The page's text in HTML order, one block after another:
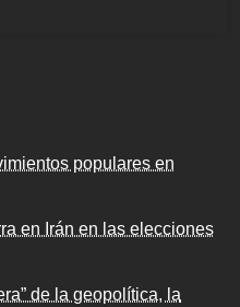
populares en
en Irán en las elecciones
de la geopolítica, la